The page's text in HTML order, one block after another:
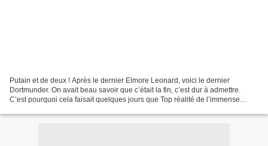
Putain et de deux ! Après le dernier Elmore Leonard, voici le dernier
Dortmunder. On avait beau savoir que c’était la fin, c’est dur à admettre.
C’est pourquoi cela faisait quelques jours que Top réalité de l’immense